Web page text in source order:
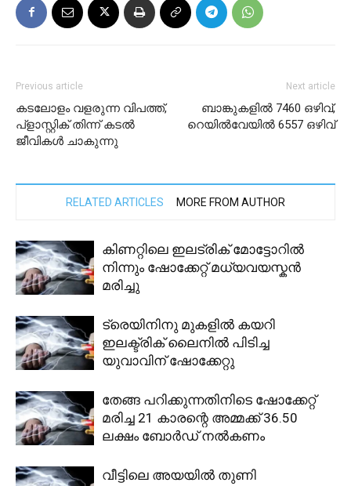
Previous article
കടലോളം വളരുന്ന വിപത്ത്,
പ്ളാസ്റ്റിക് തിന്ന് കടല്‍
ജീവികള്‍ ചാകുന്നു
Next article
ബാങ്കുകളിൽ 7460 ഒഴിവ്,
റെയിൽവേയിൽ 6557 ഒഴിവ്
RELATED ARTICLES MORE FROM AUTHOR
കിണറ്റിലെ ഇലട്രിക് മോട്ടോറിൽ
നിന്നും ഷോക്കേറ്റ് മധ്യവയസ്കൻ
മരിച്ചു
ട്രെയിനിനു മുകളിൽ കയറി
ഇലക്ട്രിക് ലൈനിൽ പിടിച്ച
യുവാവിന് ഷോക്കേറ്റു
തേങ്ങ പറിക്കുന്നതിനിടെ ഷോക്കേറ്റ്
മരിച്ച 21 കാരന്റെ അമ്മക്ക് 36.50
ലക്ഷം ബോര്‍ഡ് നല്‍കണം
വീട്ടിലെ അയയിൽ തുണി